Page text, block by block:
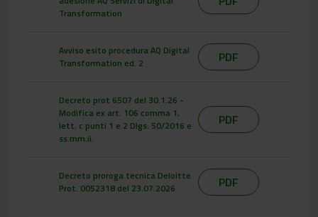
Transformation
Avviso esito procedura AQ Digital
Transformation ed. 2
PDF
Decreto prot 6507 del 30.1.26 -
Modifica ex art. 106 comma 1,
lett. c punti 1 e 2 Dlgs. 50/2016 e
ss.mm.ii.
PDF
Decreto proroga tecnica Deloitte
Prot. 0052318 del 23.07.2026
PDF